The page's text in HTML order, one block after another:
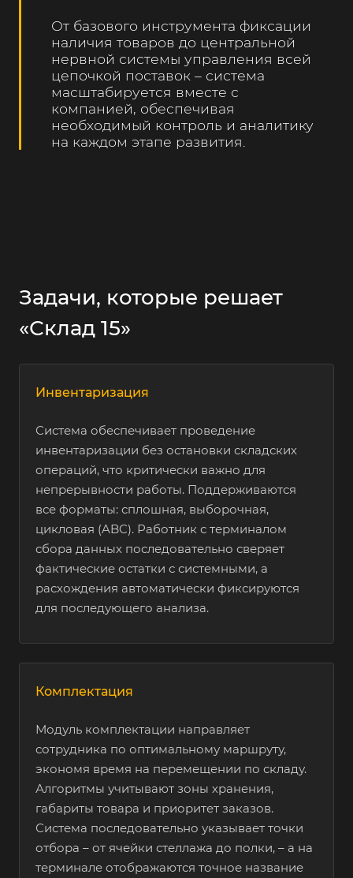
БАДы Нет
Меха Нет
Соки Нет
морепродукты
домашних
животных
препараты
Нет
Растительные
масла
Нет
Детские игрушки Нет Есть
Оптоволокно
Нет
Бытовая химия Нет
Косметика Нет Есть
От базового инструмента фиксации
наличия товаров до центральной
нервной системы управления всей
цепочкой поставок – система
масштабируется вместе с
компанией, обеспечивая
необходимый контроль и аналитику
на каждом этапе развития.
Задачи, которые решает
«Склад 15»
Инвентаризация
Система обеспечивает проведение
инвентаризации без остановки складских
операций, что критически важно для
непрерывности работы. Поддерживаются
все форматы: сплошная, выборочная,
цикловая (ABC). Работник с терминалом
сбора данных последовательно сверяет
фактические остатки с системными, а
расхождения автоматически фиксируются
для последующего анализа.
Комплектация
Модуль комплектации направляет
сотрудника по оптимальному маршруту,
экономя время на перемещении по складу.
Алгоритмы учитывают зоны хранения,
габариты товара и приоритет заказов.
Система последовательно указывает точки
отбора – от ячейки стеллажа до полки, – а на
терминале отображаются точное название